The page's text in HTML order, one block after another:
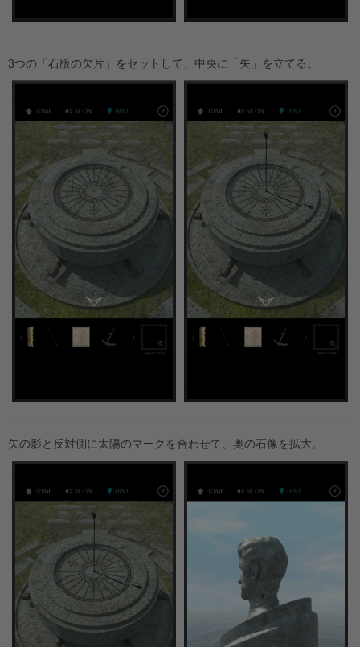
3つの「石版の欠片」をセットして、中央に「矢」を立てる。
矢の影と反対側に太陽のマークを合わせて、奥の石像を拡大。